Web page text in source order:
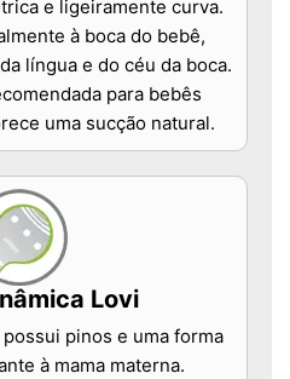
e ligeiramente curva.
à boca do bebê,
língua e do céu da boca.
para bebês
uma sucção natural.
Lovi
pinos e uma forma
à mama materna.